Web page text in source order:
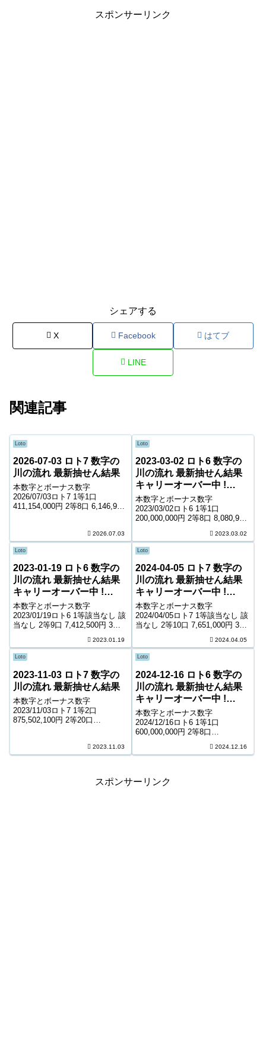
スポンサーリンク
シェアする
X Facebook はてブ
LINE
関連記事
Loto
2026-07-03 ロト7 数字の
川の流れ 最新抽せん結果
本数字とボーナス数字
2026/07/03ロト7 1等1口
411,154,000円 2等8口 6,146,900
2026.07.03
Loto
2023-03-02 ロト6 数字の
川の流れ 最新抽せん結果
キャリーオーバー中 !
15,485,862円
本数字とボーナス数字
2023/03/02ロト6 1等1口
200,000,000円 2等8口 8,080,900
13,180口 5,500円 5等205,337口
1,000円 キャリーオーバー 1...
2023.03.02
Loto
2023-01-19 ロト6 数字の
川の流れ 最新抽せん結果
キャリーオーバー中 !
222,368,506円
本数字とボーナス数字
2023/01/19ロト6 1等該当なし 該
当なし 2等9口 7,412,500円 3等
7,200円 5等175,779口 1,000円
キャリーオーバー 222,368...
2023.01.19
Loto
2024-04-05 ロト7 数字の
川の流れ 最新抽せん結果
キャリーオーバー中 !
1,236,414,000円
本数字とボーナス数字
2024/04/05ロト7 1等該当なし 該
当なし 2等10口 7,651,000円 3等
10,900円 5等99,219口 1,500円 6
等194,120口 900円 ...
2024.04.05
Loto
2023-11-03 ロト7 数字の
川の流れ 最新抽せん結果
本数字とボーナス数字
2023/11/03ロト7 1等2口
875,502,100円 2等20口
口 1,200円 6等208,190口...2023.11.03
Loto
2024-12-16 ロト6 数字の
川の流れ 最新抽せん結果
キャリーオーバー中 !
466,973,777円
本数字とボーナス数字
2024/12/16ロト6 1等1口
600,000,000円 2等8口
円 4等15,264口 7,300円 5等2024.12.16
スポンサーリンク